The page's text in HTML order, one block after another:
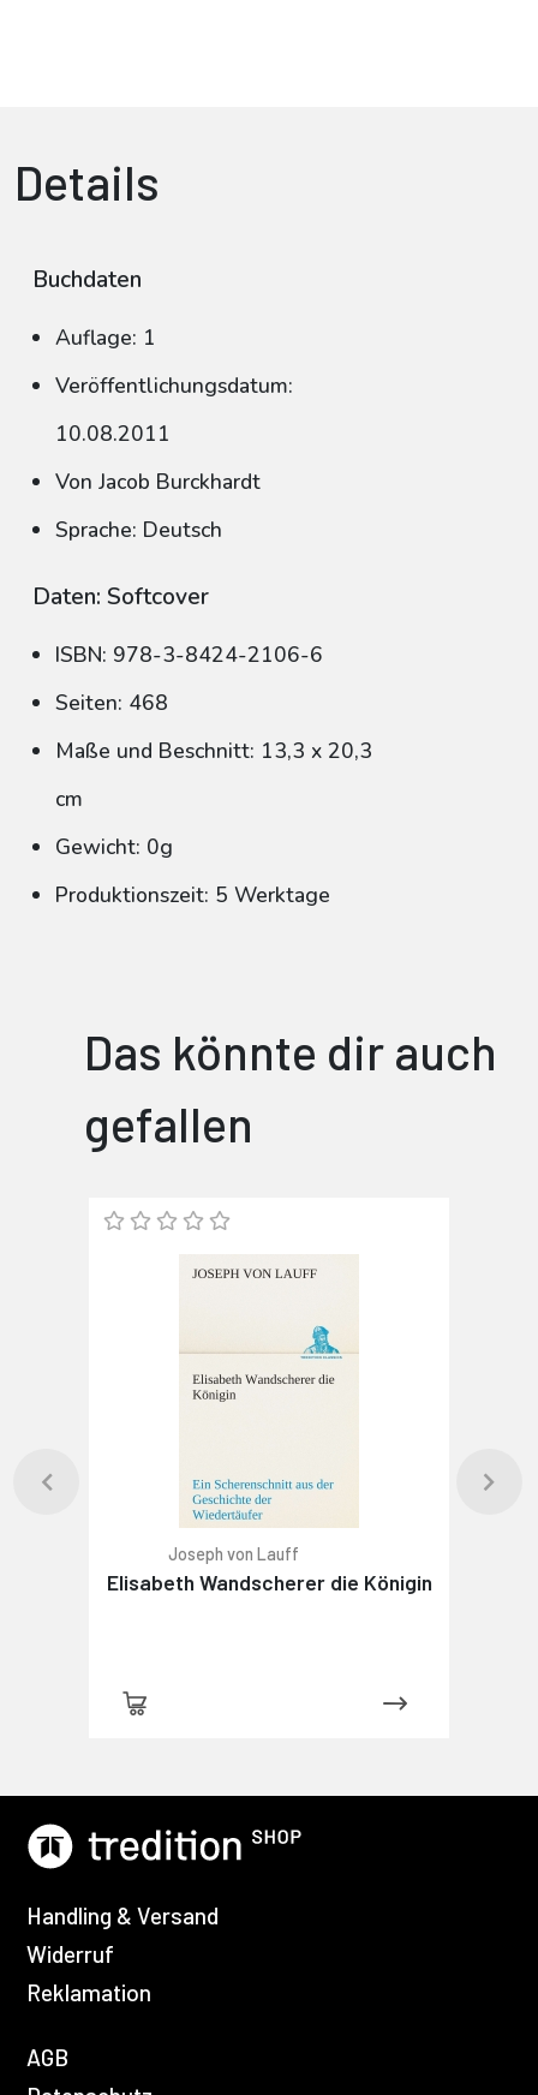
Details
Buchdaten
Auflage: 1
Veröffentlichungsdatum:
10.08.2011
Von Jacob Burckhardt
Sprache: Deutsch
Daten: Softcover
ISBN: 978-3-8424-2106-6
Seiten: 468
Maße und Beschnitt: 13,3 x 20,3
cm
Gewicht: 0g
Produktionszeit: 5 Werktage
Das könnte dir auch
gefallen
Joseph von Lauff
Elisabeth Wandscherer die Königin
Handling & Versand
Widerruf
Reklamation
AGB